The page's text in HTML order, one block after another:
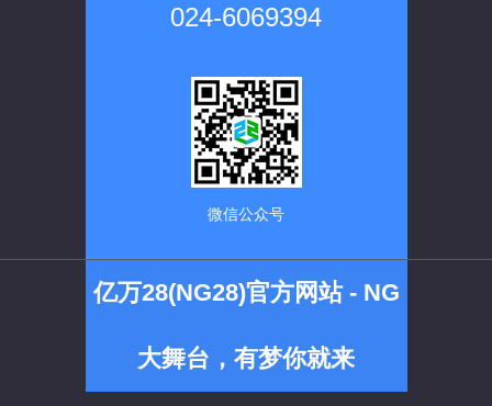
024-6069394
微信公众号
亿万28(NG28)官方网站 - NG
大舞台，有梦你就来